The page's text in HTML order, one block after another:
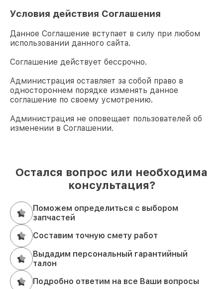
Условия действия Соглашения
Данное Соглашение вступает в силу при любом
использовании данного сайта.
Соглашение действует бессрочно.
Администрация оставляет за собой право в
одностороннем порядке изменять данное
соглашение по своему усмотрению.
Администрация не оповещает пользователей об
изменении в Соглашении.
Остался вопрос или необходима
консультация?
Поможем определиться с выбором
запчастей
Составим точную смету работ
Выдадим персональный гарантийный
талон
Подробно ответим на все Ваши вопросы